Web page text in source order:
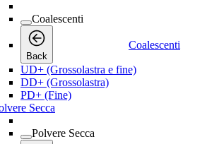
Coalescenti
Back
Coalescenti
UD+ (Grossolastra e fine)
DD+ (Grossolastra)
PD+ (Fine)
Secca
Polvere Secca